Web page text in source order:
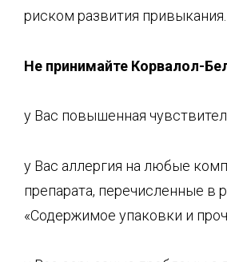
риском развития привыкания.
Не принимайте Корвалол-Б
у Вас повышенная
у Вас аллергия на любые
препарата, перечисленные в
«Содержимое упаковки и